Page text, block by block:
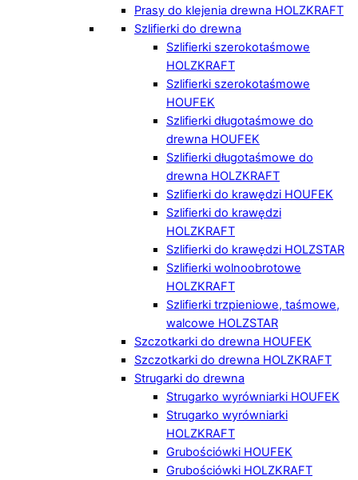
Prasy do klejenia drewna HOLZKRAFT
Szlifierki do drewna
Szlifierki szerokotaśmowe
HOLZKRAFT
Szlifierki szerokotaśmowe
HOUFEK
Szlifierki długotaśmowe do
drewna HOUFEK
Szlifierki długotaśmowe do
drewna HOLZKRAFT
Szlifierki do krawędzi HOUFEK
Szlifierki do krawędzi
HOLZKRAFT
Szlifierki do krawędzi HOLZSTAR
Szlifierki wolnoobrotowe
HOLZKRAFT
Szlifierki trzpieniowe, taśmowe,
walcowe HOLZSTAR
Szczotkarki do drewna HOUFEK
Szczotkarki do drewna HOLZKRAFT
Strugarki do drewna
Strugarko wyrówniarki HOUFEK
Strugarko wyrówniarki
HOLZKRAFT
Grubościówki HOUFEK
Grubościówki HOLZKRAFT